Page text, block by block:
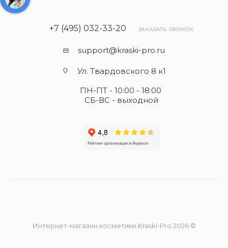
+7 (495) 032-33-20 ЗАКАЗАТЬ ЗВОНОК
support@kraski-pro.ru
Ул. Твардовского 8 к1
ПН-ПТ - 10:00 - 18:00
СБ-ВС - выходной
Интернет-магазин косметики Kraski-Pro 2026 ©